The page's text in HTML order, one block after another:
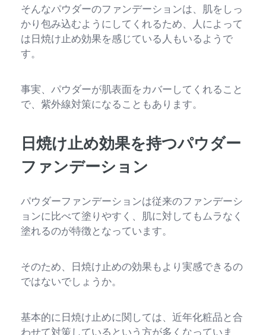
そんなパウダーのファンデーションは、肌をしっ
かり包み込むようにしてくれるため、人によって
は日焼け止め効果を感じている人もいるようで
す。
事実、パウダーが肌表面をカバーしてくれること
で、紫外線対策になることもあります。
日焼け止め効果を持つパウダー
ファンデーション
パウダーファンデーションは従来のファンデーシ
ョンに比べて塗りやすく、肌に対してもムラなく
塗れるのが特徴となっています。
そのため、日焼け止めの効果もより実感できるの
ではないでしょうか。
基本的に日焼け止めに関しては、近年化粧品と合
わせて対策しているという方が多くなっていま